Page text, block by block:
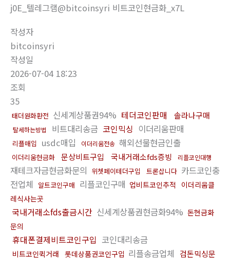
j0E_텔레그램@bitcoinsyri 비트코인현금화_x7L
작성자
bitcoinsyri
작성일
2026-07-04 18:23
조회
35
태더원화환전 신세계상품권94% 테더코인판매 솔라나구매
탈세하는방법 비트대리송금 코인믹싱 이더리움판매
리플매입 usdc매입 이더리움전송 해외선물현금인출
이더리움현금화 문상비트구입 국내거래소fds증빙 리플코인대행
재테크자금현금화문의 위쳇페이테더구입 트론삽니다 카드코인충
전업체
알트코인구매 리플코인구매 업비트코인추적 이더리움클
레식사는곳
국내거래소fds출금시간 신세계상품권현금화94% 돈현금화
문의
휴대폰결제비트코인구입 코인대리송금
비트코인퀵거래 롯데상품권코인구입 리플송금업체
검돈믹싱문